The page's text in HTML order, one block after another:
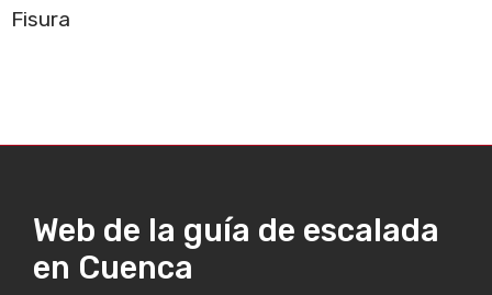
Fisura
Web de la guía de escalada
en Cuenca